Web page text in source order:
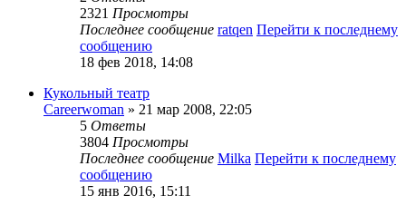
2321 Просмотры
Последнее сообщение ratqen Перейти к последнему
сообщению
18 фев 2018, 14:08
Кукольный театр
Careerwoman » 21 мар 2008, 22:05
5 Ответы
3804 Просмотры
Последнее сообщение Milka Перейти к последнему
сообщению
15 янв 2016, 15:11